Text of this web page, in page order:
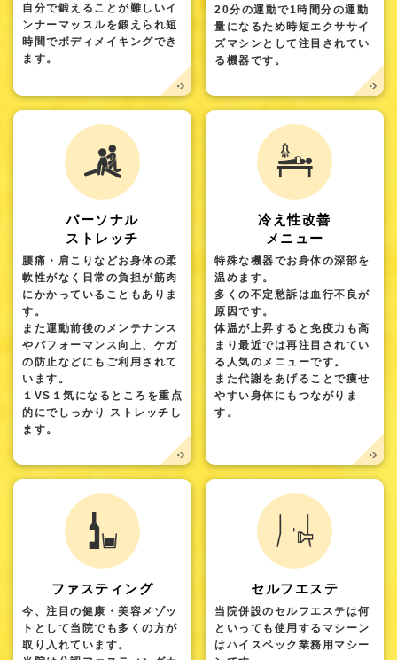
自分で鍛えることが難しいイ
ンナーマッスルを鍛えられ短
時間でボディメイキングでき
ます。
20分の運動で1時間分の運動
量になるため時短エクササイ
ズマシンとして注目されてい
る機器です。
パーソナル
ストレッチ
腰痛・肩こりなどお身体の柔
軟性がなく日常の負担が筋肉
にかかっていることもありま
す。
また運動前後のメンテナンス
やパフォーマンス向上、ケガ
の防止などにもご利用されて
います。
１VS１気になるところを重点
的にでしっかり ストレッチし
ます。
冷え性改善
メニュー
特殊な機器でお身体の深部を
温めます。
多くの不定愁訴は血行不良が
原因です。
体温が上昇すると免疫力も高
まり最近では再注目されてい
る人気のメニューです。
また代謝をあげることで痩せ
やすい身体にもつながりま
す。
ファスティング
今、注目の健康・美容メゾッ
トとして当院でも多くの方が
取り入れています。
セルフエステ
当院併設のセルフエステは何
といっても使用するマシーン
はハイスペック業務用マシー